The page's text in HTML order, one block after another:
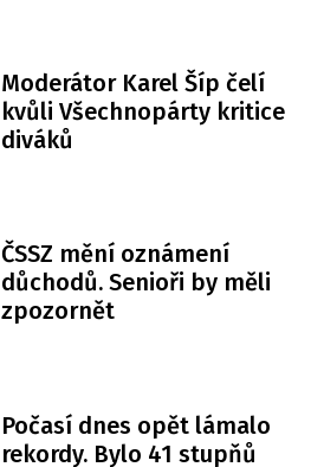
Moderátor Karel Šíp čelí
kvůli Všechnopárty kritice
diváků
ČSSZ mění oznámení
důchodů. Senioři by měli
zpozornět
Počasí dnes opět lámalo
rekordy. Bylo 41 stupňů